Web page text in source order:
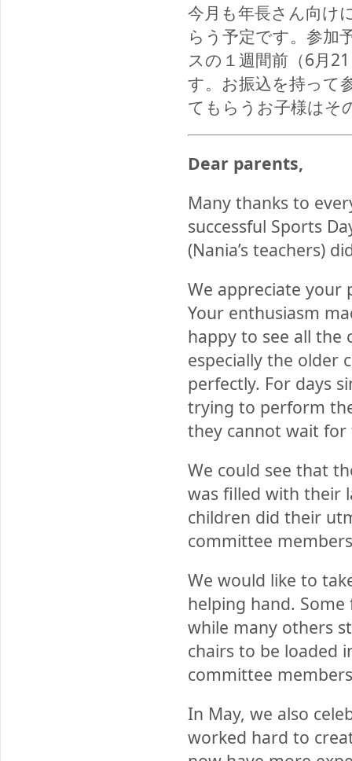
今月も年長さん向け
らう予定です。参加
スの１週間前（6月
す。お振込を持って
てもらうお子様はそ
Dear parents,
Many thanks to
successful Sports
(Nania’s teachers)
We appreciate your
Your enthusiasm
happy to see all
especially the older
perfectly. For days
trying to perform
they cannot wait
We could see that
was filled with their
children did their
committee
We would like to
helping hand.
while many others
chairs to be loaded
committee
In May, we also
worked hard to